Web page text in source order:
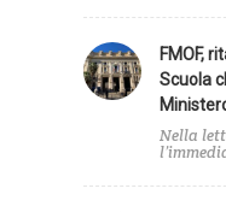
FMOF,
Scuola
Nella